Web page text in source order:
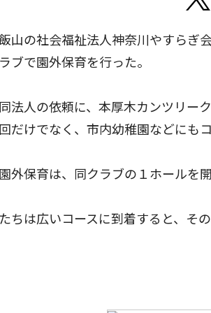
山の社会福祉法人神奈川やすらぎ
ブで園外保育を行った。
法人の依頼に、本厚木カンツリー
だけでなく、市内幼稚園などにも
外保育は、同クラブの１ホールを
ちは広いコースに到着すると、そ